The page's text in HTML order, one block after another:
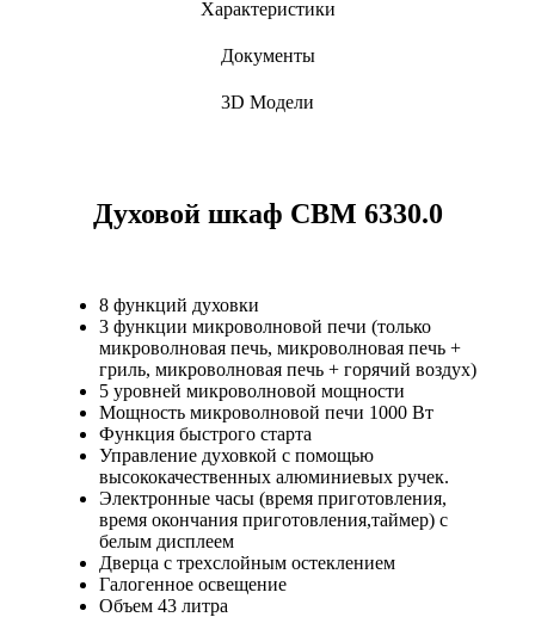
Характеристики
Документы
3D Модели
Духовой шкаф CBM 6330.0
8 функций духовки
3 функции микроволновой печи (только
микроволновая печь, микроволновая печь +
гриль, микроволновая печь + горячий воздух)
5 уровней микроволновой мощности
Мощность микроволновой печи 1000 Вт
Функция быстрого старта
Управление духовкой с помощью
высококачественных алюминиевых ручек.
Электронные часы (время приготовления,
время окончания приготовления,таймер) с
белым дисплеем
Дверца с трехслойным остеклением
Галогенное освещение
Объем 43 литра